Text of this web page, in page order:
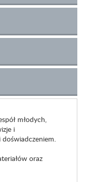
młodych,
i
doświadczeniem.
oraz